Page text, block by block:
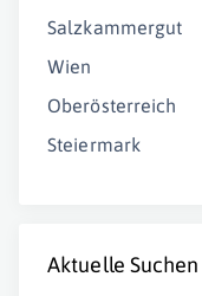
Salzkammergut
Wien
Oberösterreich
Steiermark
Aktuelle Suchen